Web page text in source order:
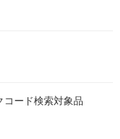
コード検索対象品